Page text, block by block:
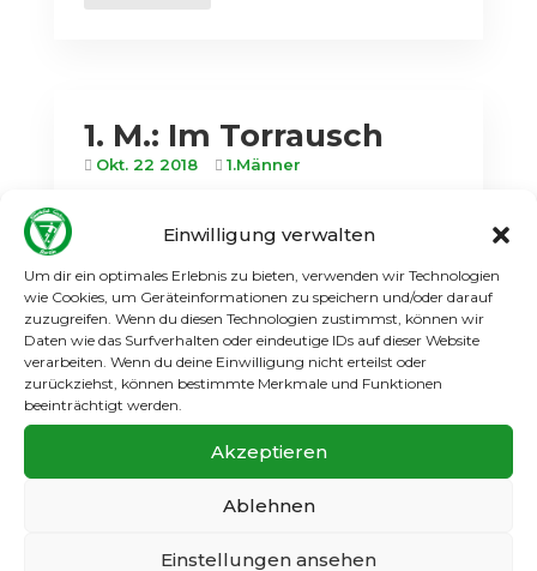
Einwilligung verwalten
Um dir ein optimales Erlebnis zu bieten, verwenden wir Technologien
wie Cookies, um Geräteinformationen zu speichern und/oder darauf
zuzugreifen. Wenn du diesen Technologien zustimmst, können wir
Daten wie das Surfverhalten oder eindeutige IDs auf dieser Website
verarbeiten. Wenn du deine Einwilligung nicht erteilst oder
zurückziehst, können bestimmte Merkmale und Funktionen
beeinträchtigt werden.
Akzeptieren
Ablehnen
Einstellungen ansehen
1. M.: Im Torrausch
Okt. 22 2018 1.Männer
es zur Halbzeit „nur“ 2:1 für den SCG. Viele
ausgelassen. Das sollte sich im zweiten
Spielabschnitt ändern. Da kam der „Gatow-
Express“ so richtig in Fahrt und beim...
Weiterlesen
Okt. 22 2018 2.Männer